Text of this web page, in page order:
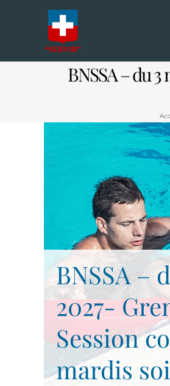
BNSSA – du
BNSSA –
2027-
Session
mardis